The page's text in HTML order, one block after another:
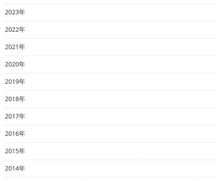
2023年
2022年
2021年
2020年
2019年
2018年
2017年
2016年
2015年
2014年